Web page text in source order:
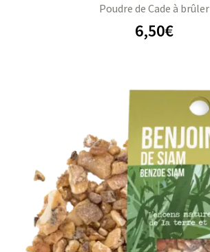
Poudre de Cade à brûler
6,50€